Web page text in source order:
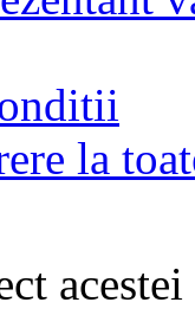
la